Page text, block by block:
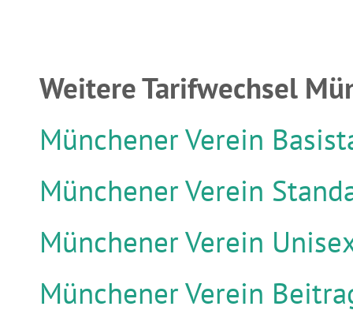
Weitere Tarifwechsel
Münchener Verein
Münchener Verein
Münchener Verein
Münchener Verein